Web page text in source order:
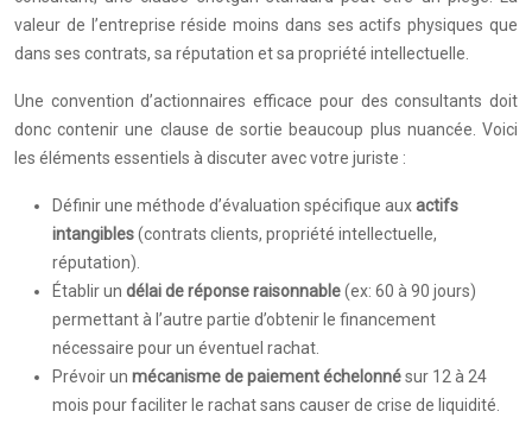
valeur de l’entreprise réside moins dans ses actifs physiques que
dans ses contrats, sa réputation et sa propriété intellectuelle.
Une convention d’actionnaires efficace pour des consultants doit
donc contenir une clause de sortie beaucoup plus nuancée. Voici
les éléments essentiels à discuter avec votre juriste :
Définir une méthode d’évaluation spécifique auxactifs
intangibles(contrats clients, propriété intellectuelle,
réputation).
Établir un délai de réponse raisonnable(ex: 60 à 90 jours)
permettant à l’autre partie d’obtenir le financement
nécessaire pour un éventuel rachat.
Prévoir un mécanisme de paiement échelonnésur 12 à 24
mois pour faciliter le rachat sans causer de crise de liquidité.